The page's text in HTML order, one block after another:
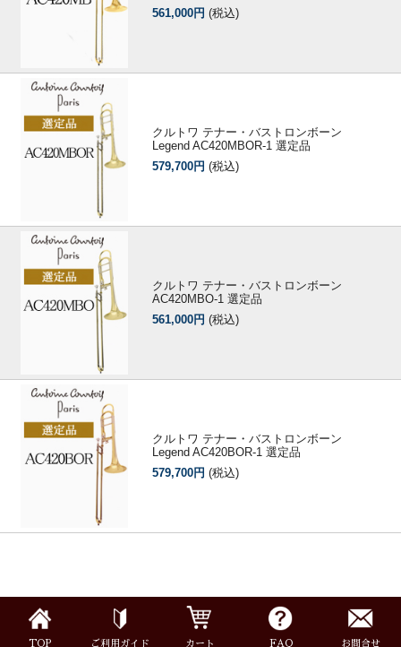
561,000円 (税込)
クルトワ テナー・バストロンボーン
Legend AC420MBOR-1 選定品
579,700円 (税込)
クルトワ テナー・バストロンボーン
AC420MBO-1 選定品
561,000円 (税込)
クルトワ テナー・バストロンボーン
Legend AC420BOR-1 選定品
579,700円 (税込)
TOP ご利用ガイド カート FAQ お問合せ